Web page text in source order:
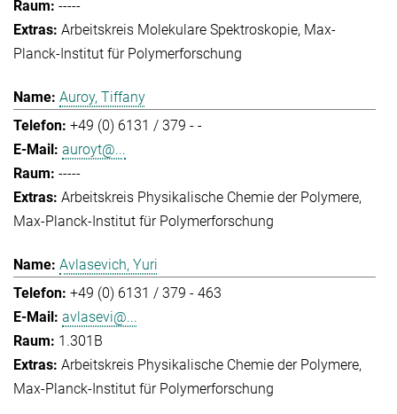
-----
Arbeitskreis Molekulare Spektroskopie Max-
Planck-Institut für Polymerforschung
Auroy, Tiffany
+49 (0) 6131 / 379 - -
auroyt@...
-----
Arbeitskreis Physikalische Chemie der Polymere
Max-Planck-Institut für Polymerforschung
Avlasevich, Yuri
+49 (0) 6131 / 379 - 463
avlasevi@...
1.301B
Arbeitskreis Physikalische Chemie der Polymere
Max-Planck-Institut für Polymerforschung